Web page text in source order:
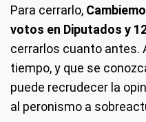
Para cerrarlo,
votos en Diputados y
cerrarlos cuanto antes.
tiempo, y que se
puede recrudecer la
al peronismo a